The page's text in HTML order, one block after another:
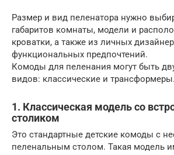
Размер и вид пеленатора нужно
габаритов комнаты, модели и
кроватки, а также из личных
функциональных предпочтений.
Комоды для пеленания могут быть
видов: классические и трансформеры.
1. Классическая модель со
столиком
Это стандартные детские комоды с
пеленальным столом. Такая модель